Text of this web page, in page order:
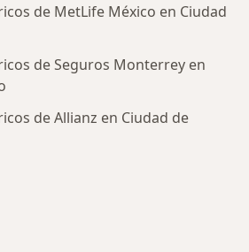
de MetLife México en Ciudad
de Seguros Monterrey en
de Allianz en Ciudad de